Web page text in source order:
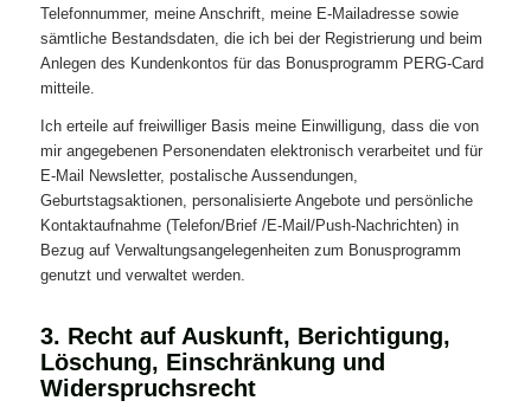
Telefonnummer, meine Anschrift, meine E-Mailadresse sowie
sämtliche Bestandsdaten, die ich bei der Registrierung und beim
Anlegen des Kundenkontos für das Bonusprogramm PERG-Card
mitteile.
Ich erteile auf freiwilliger Basis meine Einwilligung, dass die von
mir angegebenen Personendaten elektronisch verarbeitet und für
E-Mail Newsletter, postalische Aussendungen,
Geburtstagsaktionen, personalisierte Angebote und persönliche
Kontaktaufnahme (Telefon/Brief /E-Mail/Push-Nachrichten) in
Bezug auf Verwaltungsangelegenheiten zum Bonusprogramm
genutzt und verwaltet werden.
3. Recht auf Auskunft, Berichtigung,
Löschung, Einschränkung und
Widerspruchsrecht